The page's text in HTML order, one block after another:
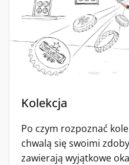
Kolekcja
Po czym rozpoznać
chwalą się swoimi
zawierają wyjątkowe